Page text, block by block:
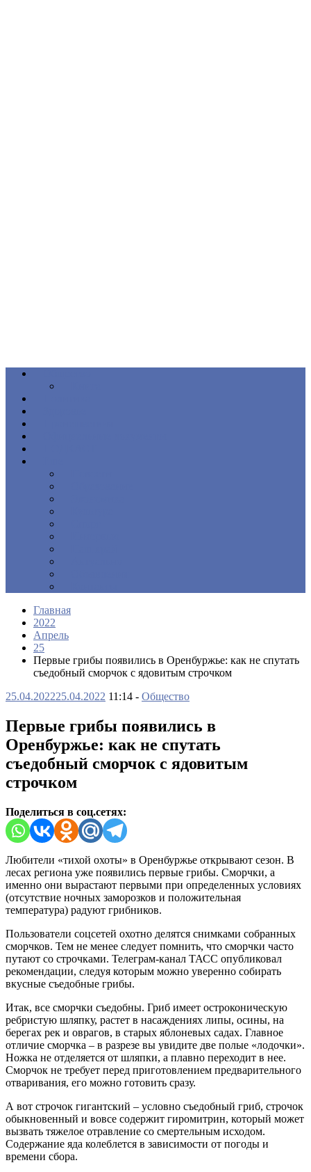
Главная
2022
Апрель
25
Первые грибы появились в Оренбуржье: как не спутать
съедобный сморчок с ядовитым строчком
25.04.202225.04.2022 11:14 - Общество
Первые грибы появились в
Оренбуржье: как не спутать
съедобный сморчок с ядовитым
строчком
Поделиться в соц.сетях:
Любители «тихой охоты» в Оренбуржье открывают сезон. В
лесах региона уже появились первые грибы. Сморчки, а
именно они вырастают первыми при определенных условиях
(отсутствие ночных заморозков и положительная
температура) радуют грибников.
Пользователи соцсетей охотно делятся снимками собранных
сморчков. Тем не менее следует помнить, что сморчки часто
путают со строчками. Телеграм-канал ТАСС опубликовал
рекомендации, следуя которым можно уверенно собирать
вкусные съедобные грибы.
Итак, все сморчки съедобны. Гриб имеет остроконическую
ребристую шляпку, растет в насаждениях липы, осины, на
берегах рек и оврагов, в старых яблоневых садах. Главное
отличие сморчка – в разрезе вы увидите две полые «лодочки».
Ножка не отделяется от шляпки, а плавно переходит в нее.
Сморчок не требует перед приготовлением предварительного
отваривания, его можно готовить сразу.
А вот строчок гигантский – условно съедобный гриб, строчок
обыкновенный и вовсе содержит гиромитрин, который может
вызвать тяжелое отравление со смертельным исходом.
Содержание яда колеблется в зависимости от погоды и
времени сбора.